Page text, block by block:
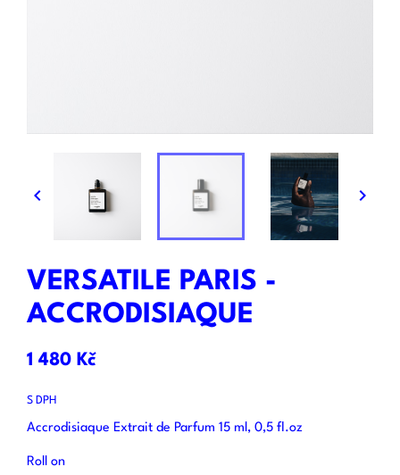
 
VERSATILE PARIS -
ACCRODISIAQUE
1 480 Kč
S DPH
Accrodisiaque Extrait de Parfum 15 ml, 0,5 fl.oz
Roll on